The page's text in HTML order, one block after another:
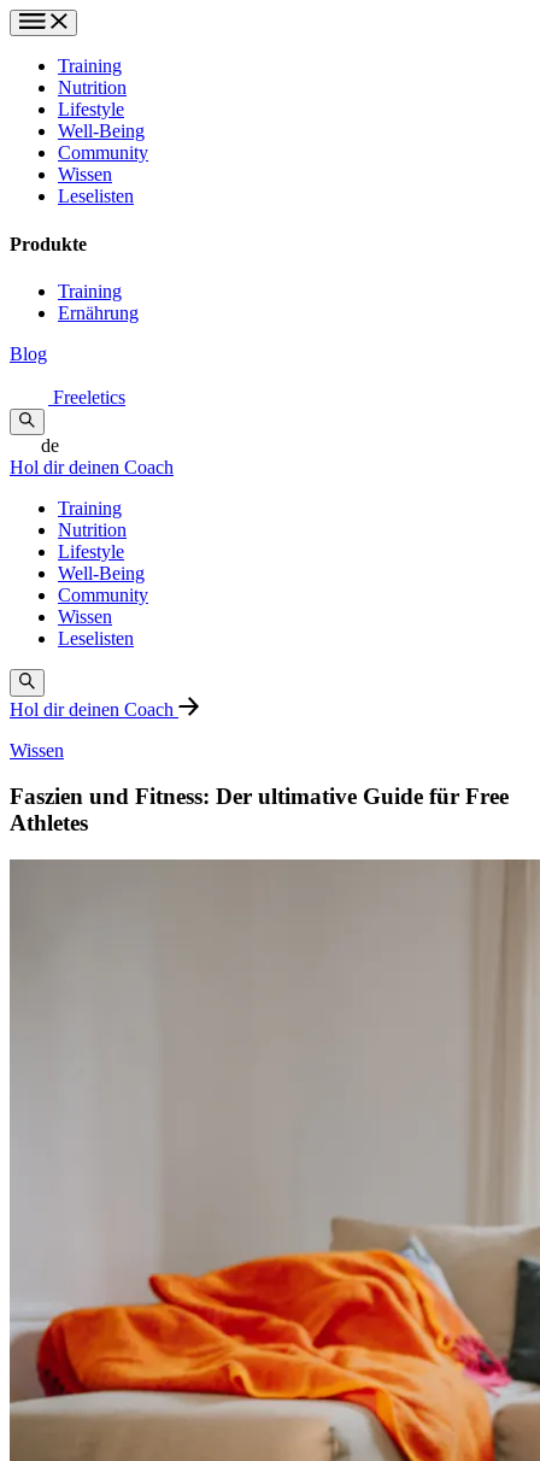
Training
Nutrition
Lifestyle
Well-Being
Community
Wissen
Leselisten
Produkte
Training
Ernährung
Blog
Freeletics
de
Hol dir deinen Coach
Training
Nutrition
Lifestyle
Well-Being
Community
Wissen
Leselisten
Hol dir deinen Coach
Wissen
Faszien und Fitness: Der ultimative Guide für Free
Athletes